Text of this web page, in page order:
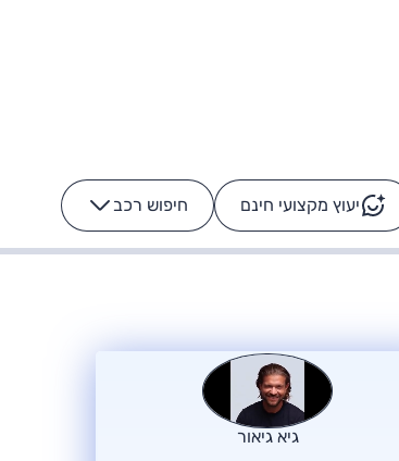
יעוץ מקצועי חינם חיפוש רכב -
הרכב לא מתקלקל. המסך
כן
גיא גיאור